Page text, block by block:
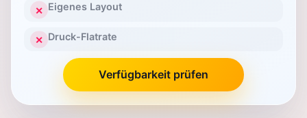
✕ Eigenes Layout
✕ Druck-Flatrate
Verfügbarkeit prüfen